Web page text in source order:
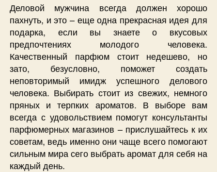
Деловой мужчина всегда должен хорошо
пахнуть, и это – еще одна прекрасная идея для
подарка, если вы знаете о вкусовых
предпочтениях молодого человека.
Качественный парфюм стоит недешево, но
зато, безусловно, поможет создать
неповторимый имидж успешного делового
человека. Выбирать стоит из свежих, немного
пряных и терпких ароматов. В выборе вам
всегда с удовольствием помогут консультанты
парфюмерных магазинов – прислушайтесь к их
советам, ведь именно они чаще всего помогают
сильным мира сего выбрать аромат для себя на
каждый день.